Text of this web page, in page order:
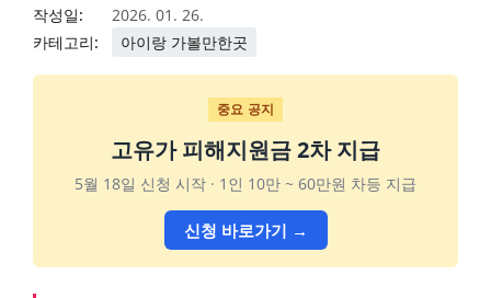
작성일:
2026. 01. 26.
카테고리:
아이랑 가볼만한곳
중요 공지
고유가 피해지원금 2차 지급
5월 18일 신청 시작 · 1인 10만 ~ 60만원 차등 지급
신청 바로가기 →